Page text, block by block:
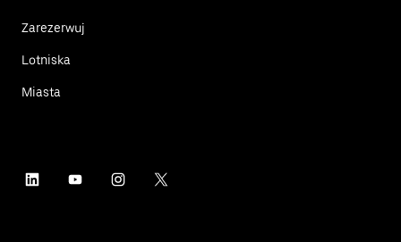
Zarezerwuj
Lotniska
Miasta